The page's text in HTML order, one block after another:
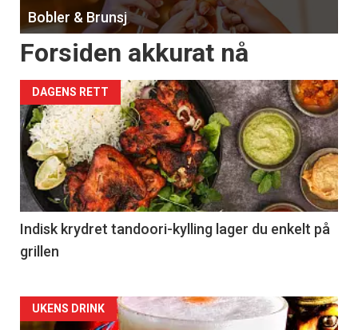
Bobler & Brunsj
Forsiden akkurat nå
DAGENS RETT
Indisk krydret tandoori-kylling lager du enkelt på
grillen
Forsiden
UKENS DRINK